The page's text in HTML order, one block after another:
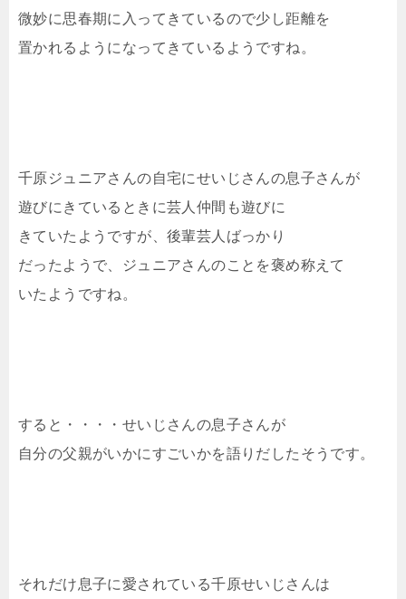
微妙に思春期に入ってきているので少し距離を
置かれるようになってきているようですね。
千原ジュニアさんの自宅にせいじさんの息子さんが
遊びにきているときに芸人仲間も遊びに
きていたようですが、後輩芸人ばっかり
だったようで、ジュニアさんのことを褒め称えて
いたようですね。
すると・・・・せいじさんの息子さんが
自分の父親がいかにすごいかを語りだしたそうです。
それだけ息子に愛されている千原せいじさんは